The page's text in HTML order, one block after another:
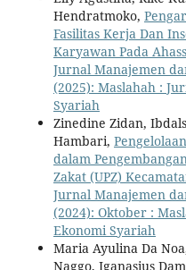
Hendratmoko,
Fasilitas Kerja Dan
Karyawan Pada
Jurnal Manajemen
(2025): Maslahah :
Syariah
Zinedine Zidan,
Hambari,
dalam
Zakat (UPZ)
Jurnal Manajemen
(2024): Oktober :
Ekonomi Syariah
Maria Ayulina Da
Naggo, Iganasius